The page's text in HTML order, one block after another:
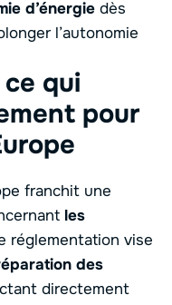
d’énergie dès
l’autonomie
qui
pour
franchit une
les
réglementation vise
des
directement